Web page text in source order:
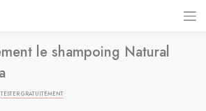
le shampoing Natural
TESTER GRATUITEMENT